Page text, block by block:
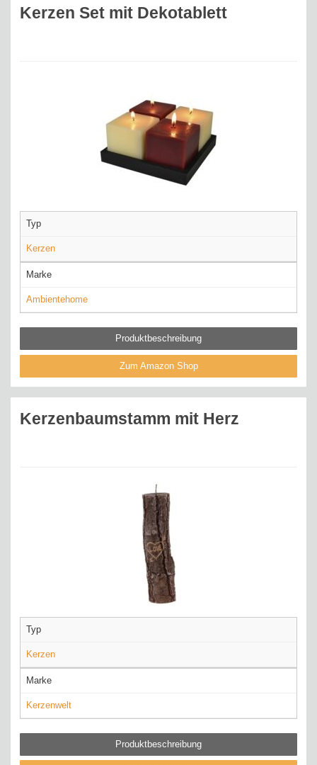
Kerzen Set mit Dekotablett
Typ
Kerzen
Marke
Ambientehome
Produktbeschreibung
Zum Amazon Shop
Kerzenbaumstamm mit Herz
Typ
Kerzen
Marke
Kerzenwelt
Produktbeschreibung